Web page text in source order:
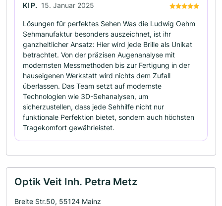
KI P. 15. Januar 2025
Lösungen für perfektes Sehen Was die Ludwig Oehm
Sehmanufaktur besonders auszeichnet, ist ihr
ganzheitlicher Ansatz: Hier wird jede Brille als Unikat
betrachtet. Von der präzisen Augenanalyse mit
modernsten Messmethoden bis zur Fertigung in der
hauseigenen Werkstatt wird nichts dem Zufall
überlassen. Das Team setzt auf modernste
Technologien wie 3D-Sehanalysen, um
sicherzustellen, dass jede Sehhilfe nicht nur
funktionale Perfektion bietet, sondern auch höchsten
Tragekomfort gewährleistet.
Optik Veit Inh. Petra Metz
Breite Str.50, 55124 Mainz